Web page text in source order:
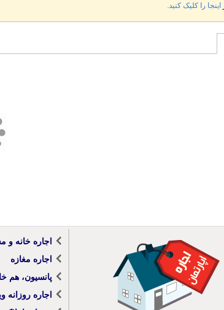
اینجا را کلیک کنید.
اجاره خانه و
اجاره مغازه
پانسیون، هم
اجاره روزانه